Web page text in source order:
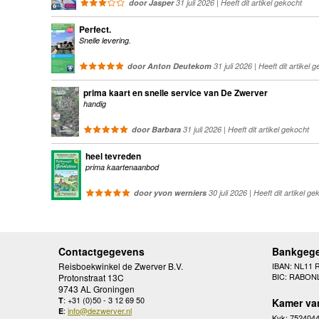
door Jasper31 juli 2026 | Heeft dit artikel gekocht
Perfect.
Snelle levering.
door Anton Deutekom 31 juli 2026 | Heeft dit artikel
prima kaart en snelle service van De Zwerver
handig
door Barbara 31 juli 2026 | Heeft dit artikel gekocht
heel tevreden
prima kaartenaanbod
door yvon werniers 30 juli 2026 | Heeft dit artikel
Contactgegevens
Reisboekwinkel de Zwerver B.V.
Protonstraat 13C
9743 AL Groningen
T: +31 (0)50 - 3 12 69 50
E: info@dezwerver.nl
IBAN: NL11
BIC:
Kamer